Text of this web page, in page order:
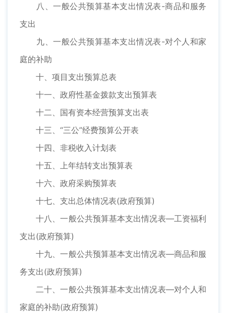
八、一般公共预算基本支出情况表-商品和服务
支出
九、一般公共预算基本支出情况表-对个人和家
庭的补助
十、项目支出预算总表
十一、政府性基金拨款支出预算表
十二、国有资本经营预算支出表
十三、“三公”经费预算公开表
十四、非税收入计划表
十五、上年结转支出预算表
十六、政府采购预算表
十七、支出总体情况表(政府预算)
十八、一般公共预算基本支出情况表—工资福利
支出(政府预算)
十九、一般公共预算基本支出情况表—商品和服
务支出(政府预算)
二十、一般公共预算基本支出情况表—对个人和
家庭的补助(政府预算)